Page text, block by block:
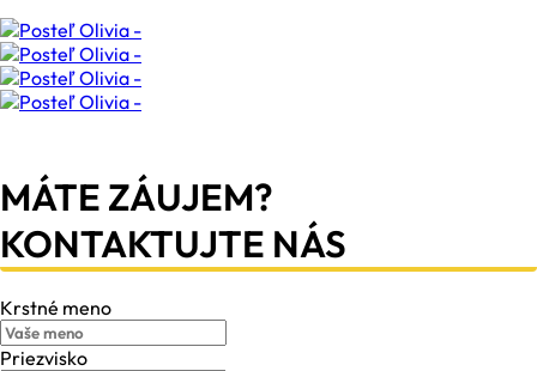
MÁTE ZÁUJEM?
KONTAKTUJTE NÁS
Krstné meno
Priezvisko